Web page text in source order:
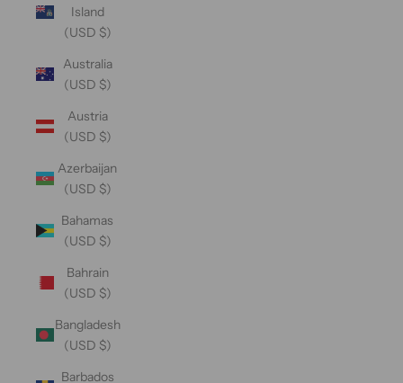
Island
(USD $)
Australia
(USD $)
Austria
(USD $)
Azerbaijan
(USD $)
Bahamas
(USD $)
Bahrain
(USD $)
Bangladesh
(USD $)
Barbados